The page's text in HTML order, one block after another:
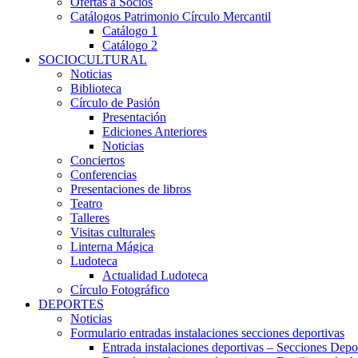
Catálogos Patrimonio Círculo Mercantil
Catálogo 1
Catálogo 2
SOCIOCULTURAL
Noticias
Biblioteca
Círculo de Pasión
Presentación
Ediciones Anteriores
Noticias
Conciertos
Conferencias
Presentaciones de libros
Teatro
Talleres
Visitas culturales
Linterna Mágica
Ludoteca
Actualidad Ludoteca
Círculo Fotográfico
DEPORTES
Noticias
Formulario entradas instalaciones secciones deportivas
Entrada instalaciones deportivas – Secciones